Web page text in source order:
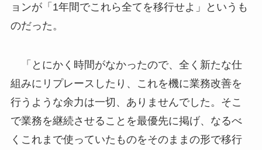
ョンが「1年間でこれら全てを移行せよ」というも
のだった。
「とにかく時間がなかったので、全く新たな仕
組みにリプレースしたり、これを機に業務改善を
行うような余力は一切、ありませんでした。そこ
で業務を継続させることを最優先に掲げ、なるべ
くこれまで使っていたものをそのままの形で移行